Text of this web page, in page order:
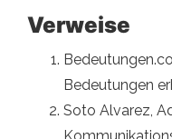
Verweise
Bedeutungen
Soto Alvarez,